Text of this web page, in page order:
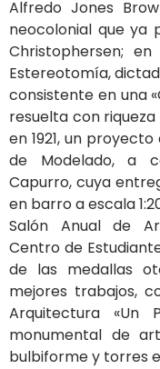
Alfredo Jones
neocolonial que ya
Christophersen;
Estereotomía,
consistente en una
resuelta con
en 1921, un
de Modelado, a
Capurro, cuya
en barro a escala
Salón Anual de
Centro de
de las medallas
mejores trabajos,
Arquitectura «Un
monumental de
bulbiforme y torres